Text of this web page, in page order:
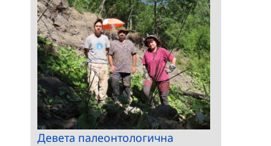
Девета палеонтологична